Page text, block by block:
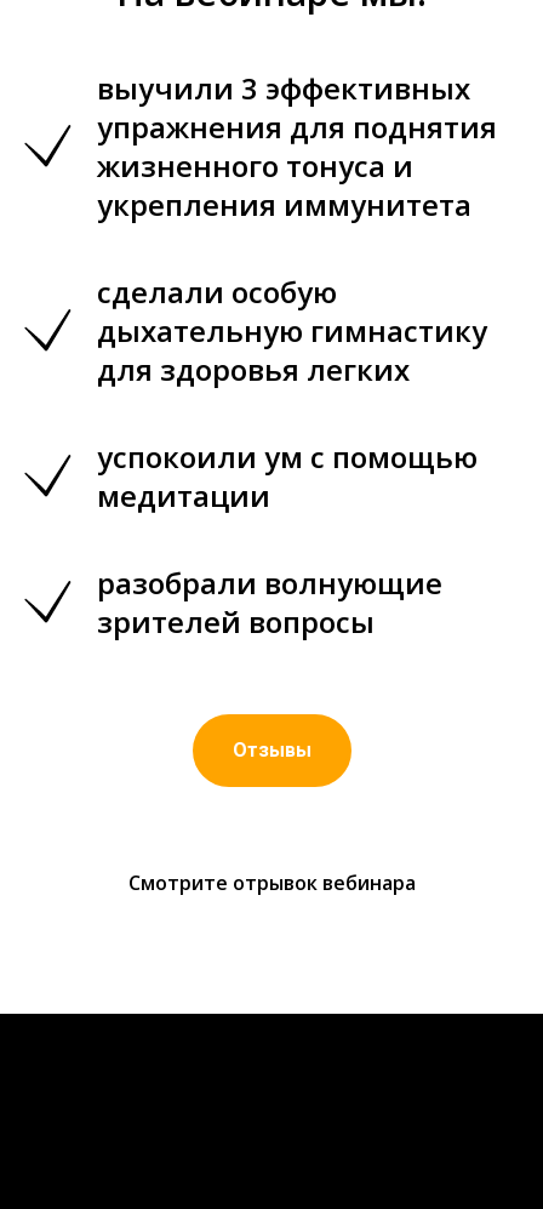
выучили 3 эффективных
упражнения для поднятия
жизненного тонуса и
укрепления иммунитета
сделали особую
дыхательную гимнастику
для здоровья легких
успокоили ум с помощью
медитации
разобрали волнующие
зрителей вопросы
Отзывы
Смотрите отрывок вебинара